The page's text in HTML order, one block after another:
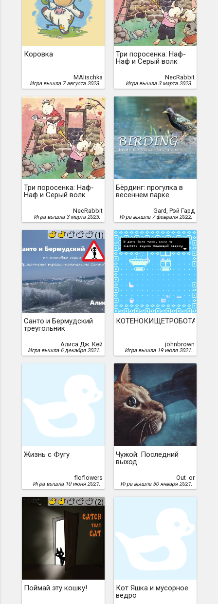
Коровка
MAlischka
Игра вышла 7 августа 2023.
Три поросенка: Наф-
Наф и Серый волк
NecRabbit
Игра вышла 3 марта 2023.
Три поросенка: Наф-
Наф и Серый волк
NecRabbit
Игра вышла 3 марта 2023.
Бёрдинг: прогулка в
весеннем парке
Gard, Рэй Гард
Игра вышла 7 февраля 2022.
(1)
Санто и Бермудский
треугольник
Алиса Дж. Кей
Игра вышла 6 декабря 2021.
КОТЕНОКИЩЕТРОБОТА
johnbrown
Игра вышла 19 июля 2021.
Жизнь с Фугу
floflowers
Игра вышла 10 июня 2021.
Чужой: Последний
выход
Out_or
Игра вышла 30 января 2021.
11 (2)
Поймай эту кошку!
Кот Яшка и мусорное
ведро